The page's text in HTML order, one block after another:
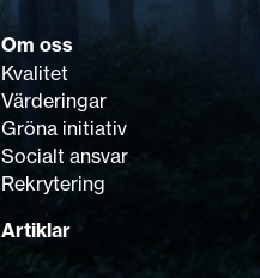
Om oss
Kvalitet
Värderingar
Gröna initiativ
Socialt ansvar
Rekrytering
Artiklar